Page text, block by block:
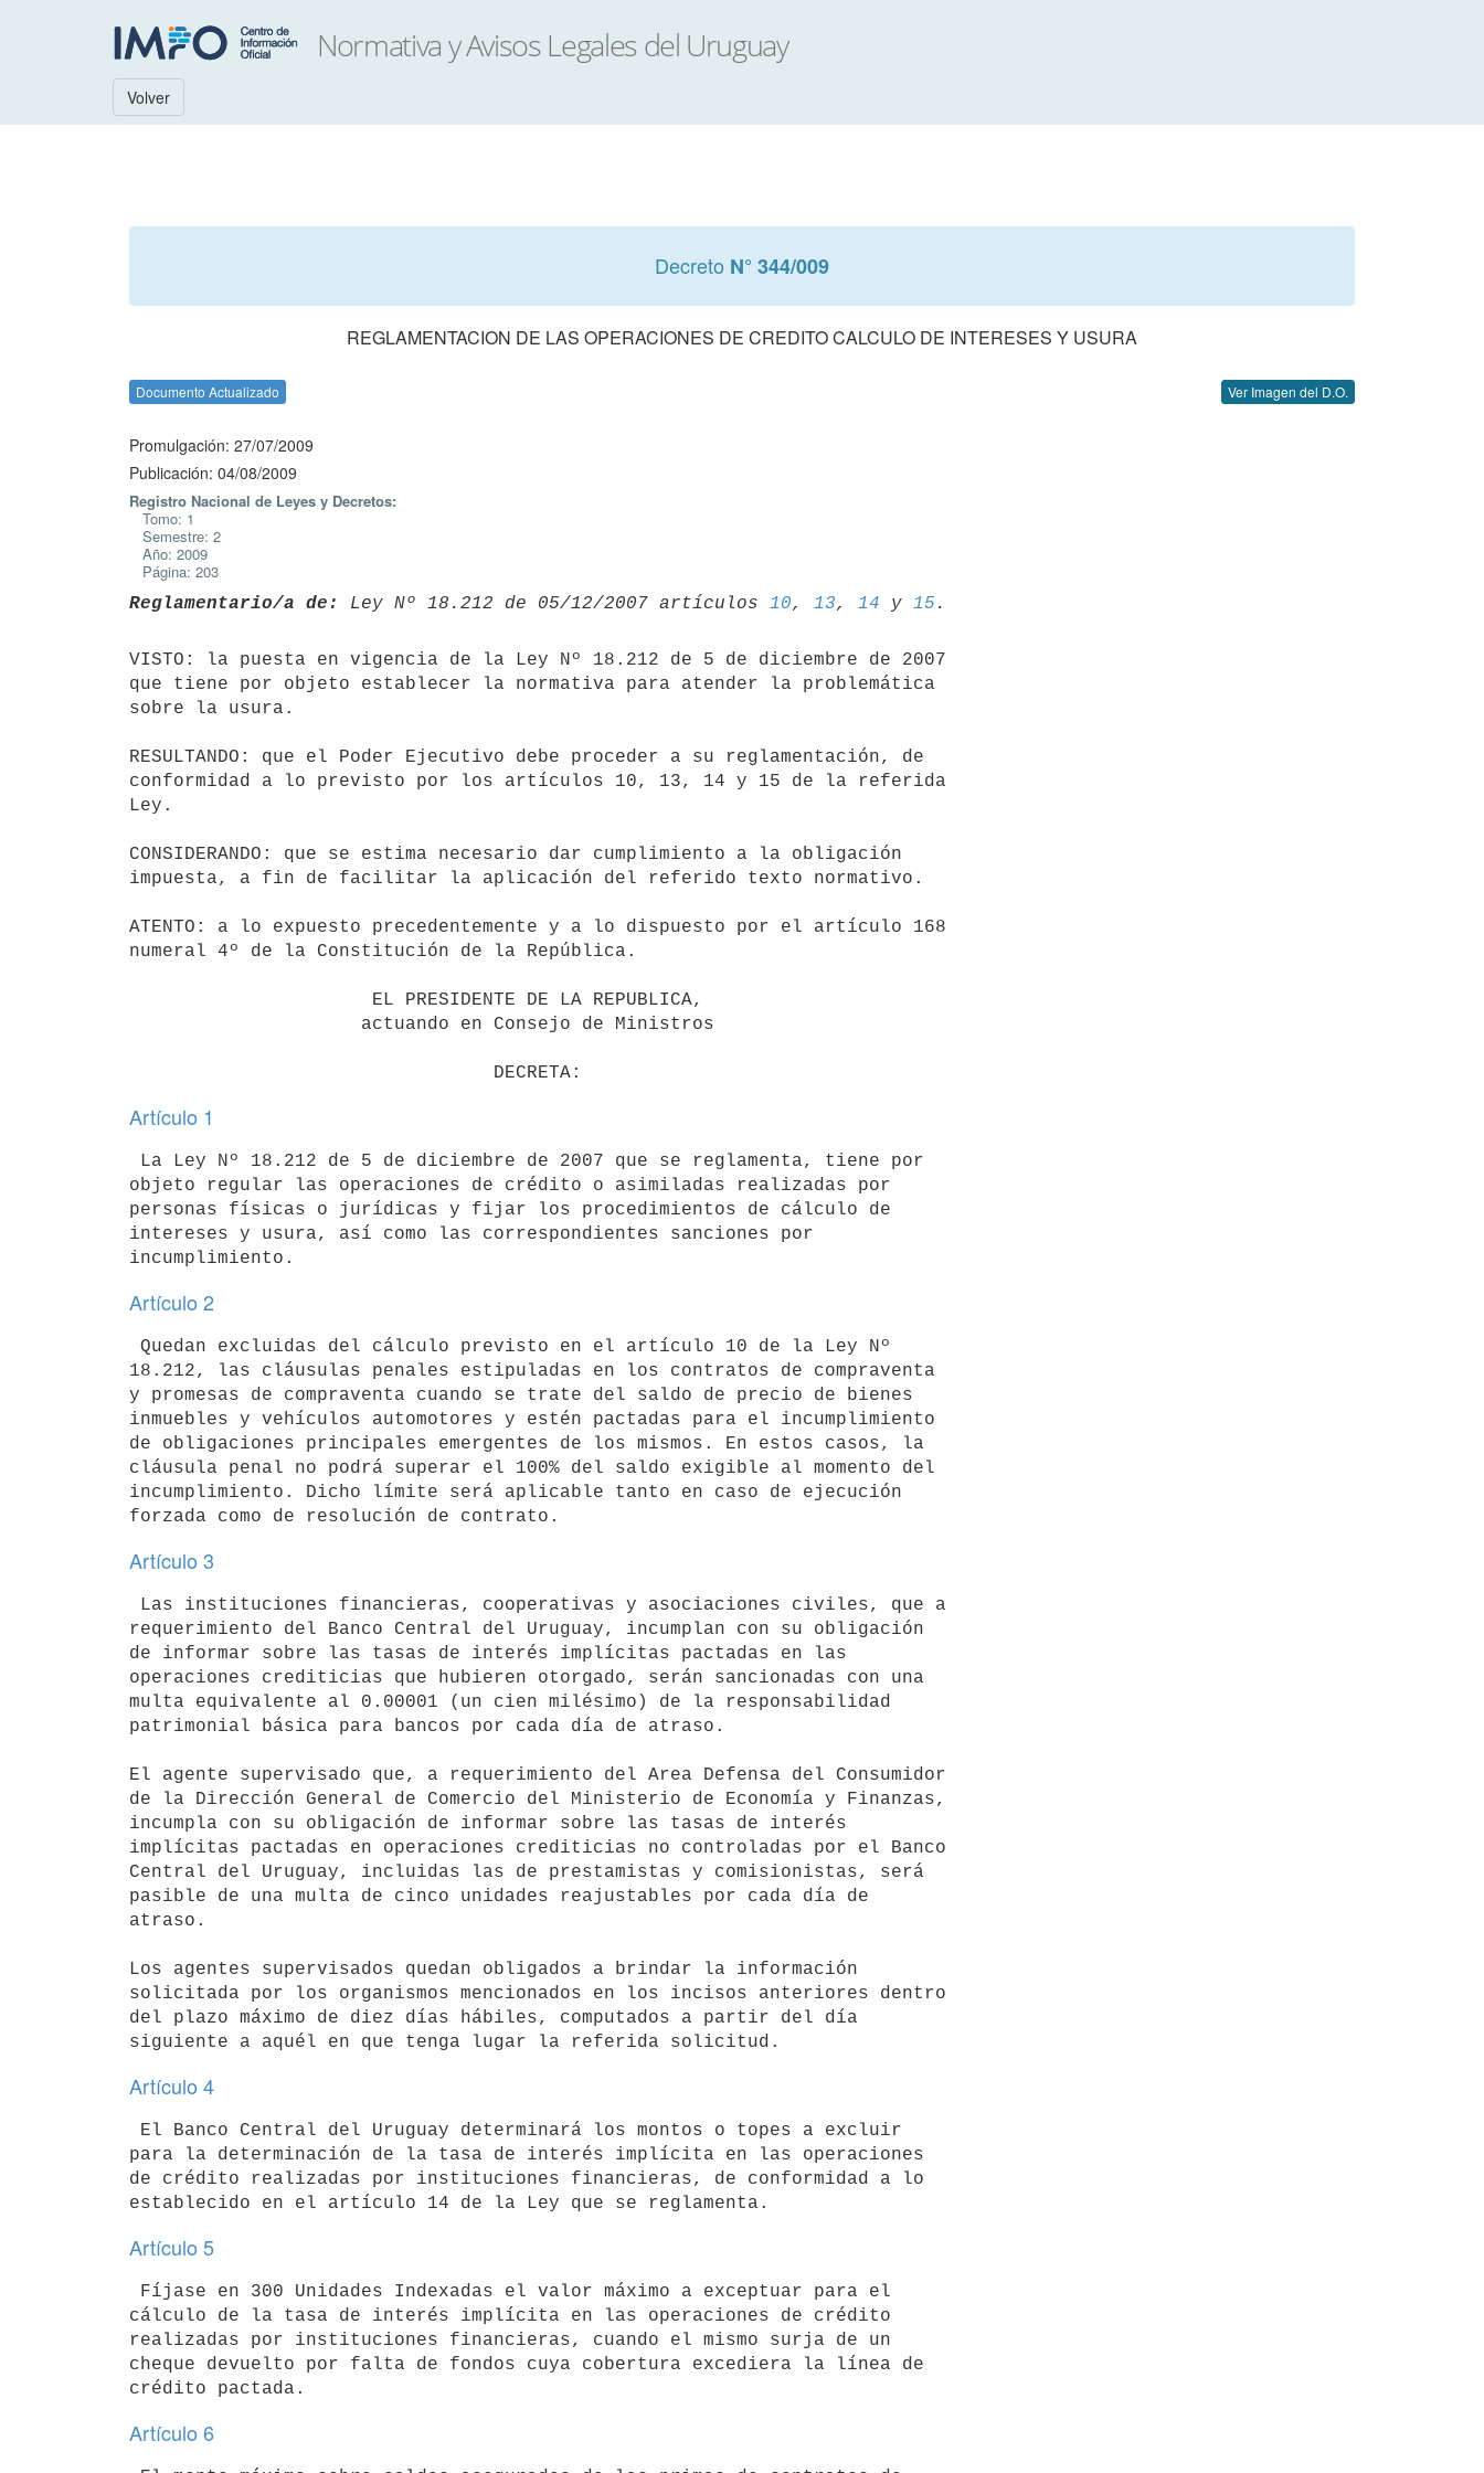
Volver
Decreto N° 344/009
REGLAMENTACION DE LAS OPERACIONES DE CREDITO CALCULO DE INTERESES Y USURA
Documento Actualizado Ver Imagen del D.O.
Promulgación: 27/07/2009
Publicación: 04/08/2009
Registro Nacional de Leyes y Decretos:
Tomo: 1
Semestre: 2
Año: 2009
Página: 203
Reglamentario/a de: Ley Nº 18.212 de 05/12/2007 artículos 10, 13, 14 y 15
VISTO: la puesta en vigencia de la Ley Nº 18.212 de 5 de diciembre de 2007
que tiene por objeto establecer la normativa para atender la problemática
sobre la usura.
RESULTANDO: que el Poder Ejecutivo debe proceder a su reglamentación, de
conformidad a lo previsto por los artículos 10, 13, 14 y 15 de la referida
Ley.
CONSIDERANDO: que se estima necesario dar cumplimiento a la obligación
impuesta, a fin de facilitar la aplicación del referido texto normativo.
ATENTO: a lo expuesto precedentemente y a lo dispuesto por el artículo 168
numeral 4º de la Constitución de la República.
Artículo 1
objeto regular las operaciones de crédito o asimiladas realizadas por
personas físicas o jurídicas y fijar los procedimientos de cálculo de
intereses y usura, así como las correspondientes sanciones por
Artículo 2
18.212, las cláusulas penales estipuladas en los contratos de compraventa
y promesas de compraventa cuando se trate del saldo de precio de bienes
inmuebles y vehículos automotores y estén pactadas para el incumplimiento
de obligaciones principales emergentes de los mismos. En estos casos, la
cláusula penal no podrá superar el 100% del saldo exigible al momento del
incumplimiento. Dicho límite será aplicable tanto en caso de ejecución
Artículo 3
requerimiento del Banco Central del Uruguay, incumplan con su obligación
de informar sobre las tasas de interés implícitas pactadas en las
operaciones crediticias que hubieren otorgado, serán sancionadas con una
multa equivalente al 0.00001 (un cien milésimo) de la responsabilidad
patrimonial básica para bancos por cada día de atraso.
El agente supervisado que, a requerimiento del Area Defensa del Consumidor
de la Dirección General de Comercio del Ministerio de Economía y Finanzas,
incumpla con su obligación de informar sobre las tasas de interés
implícitas pactadas en operaciones crediticias no controladas por el Banco
Central del Uruguay, incluidas las de prestamistas y comisionistas, será
pasible de una multa de cinco unidades reajustables por cada día de
atraso.
Los agentes supervisados quedan obligados a brindar la información
solicitada por los organismos mencionados en los incisos anteriores dentro
del plazo máximo de diez días hábiles, computados a partir del día
Artículo 4
para la determinación de la tasa de interés implícita en las operaciones
de crédito realizadas por instituciones financieras, de conformidad a lo
Artículo 5
cálculo de la tasa de interés implícita en las operaciones de crédito
realizadas por instituciones financieras, cuando el mismo surja de un
cheque devuelto por falta de fondos cuya cobertura excediera la línea de
Artículo 6